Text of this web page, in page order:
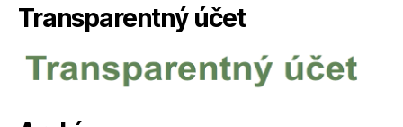
Transparentný účet